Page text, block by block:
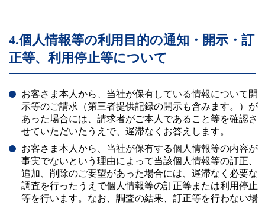
4.個人情報等の利用目的の通知・開示・訂
正等、利用停止等について
お客さま本人から、当社が保有している情報について開
示等のご請求（第三者提供記録の開示も含みます。）が
あった場合には、請求者がご本人であること等を確認さ
せていただいたうえで、遅滞なくお答えします。
お客さま本人から、当社が保有する個人情報等の内容が
事実でないという理由によって当該個人情報等の訂正、
追加、削除のご要望があった場合には、遅滞なく必要な
調査を行ったうえで個人情報等の訂正等または利用停止
等を行います。なお、調査の結果、訂正等を行わない場